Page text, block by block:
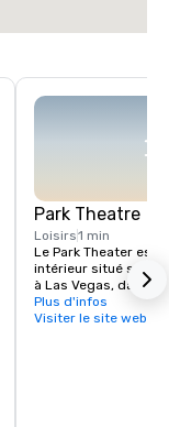
Park Theatre
Loisirs1 min
Le Park Theater est
intérieur situé sur le
à Las Vegas, dans le
décembre 2016, le
principalement des
Plus d'infos
Visiter le site web